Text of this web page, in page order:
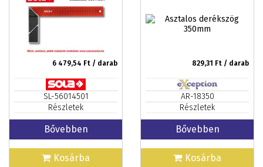
6 479,54 Ft / darab
SL-56014501
Részletek
Bővebben
Kosárba
829,31 Ft / darab
AR-18350
Részletek
Bővebben
Kosárba